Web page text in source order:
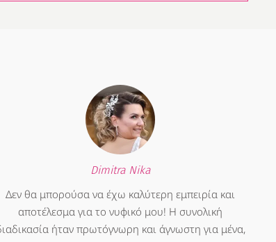
Dimitra Nika
Δεν θα μπορούσα να έχω καλύτερη εμπειρία και
αποτέλεσμα για το νυφικό μου! Η συνολική
ήταν πρωτόγνωρη και άγνωστη για μένα,